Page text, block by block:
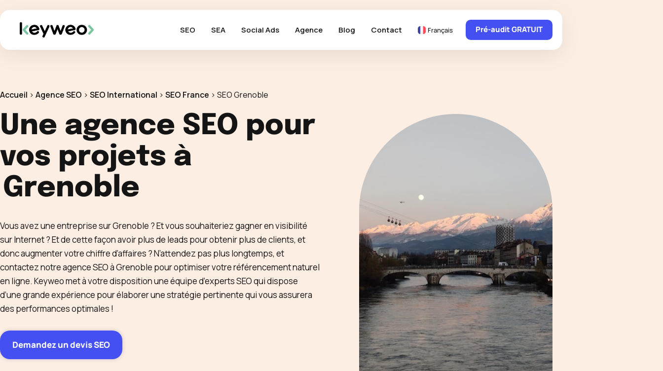
SEO SEA Social Ads Agence Blog Contact Français Pré-audit GRATUIT
Accueil > Agence SEO > SEO International > SEO France > SEO Grenoble
Une agence SEO pour
vos projets à
Grenoble
Vous avez une entreprise sur Grenoble ? Et vous souhaiteriez gagner en visibilité
sur Internet ? Et de cette façon avoir plus de leads pour obtenir plus de clients, et
donc augmenter votre chiffre d’affaires ? N’attendez pas plus longtemps, et
contactez notre agence SEO à Grenoble pour optimiser votre référencement naturel
en ligne. Keyweo met à votre disposition une équipe d’experts SEO qui dispose
d’une grande expérience pour élaborer une stratégie pertinente qui vous assurera
des performances optimales !
Demandez un devis SEO